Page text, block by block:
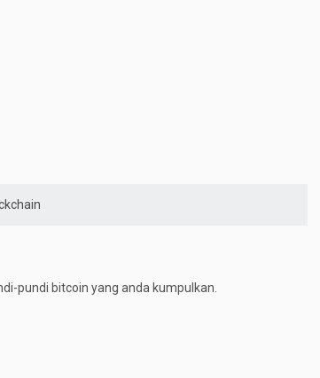
pundi bitcoin yang anda kumpulkan.